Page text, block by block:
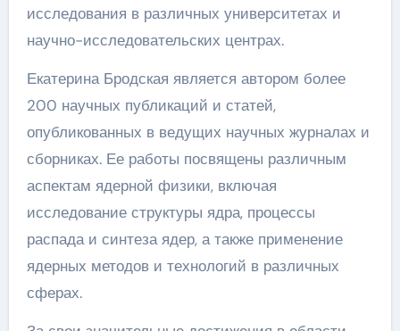
исследования в различных университетах и
научно-исследовательских центрах.
Екатерина Бродская является автором более
200 научных публикаций и статей,
опубликованных в ведущих научных журналах и
сборниках. Ее работы посвящены различным
аспектам ядерной физики, включая
исследование структуры ядра, процессы
распада и синтеза ядер, а также применение
ядерных методов и технологий в различных
сферах.